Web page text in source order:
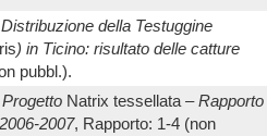
Distribuzione della Testuggine
) in Ticino: risultato delle catture
pubbl.).
Progetto Natrix tessellata – Rapporto
2007, Rapporto: 1-4 (non